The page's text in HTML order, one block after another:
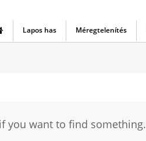
Lapos has Méregtelenítés
you want to find something.